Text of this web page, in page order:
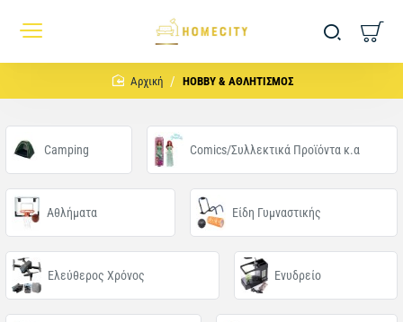
homeHOBBY & ΑΘΛΗΤΙΣΜΟΣ
Camping Comics/Συλλεκτικά Προϊόντα κ.α
Αθλήματα Είδη Γυμναστικής
Ελεύθερος Χρόνος Ενυδρείο